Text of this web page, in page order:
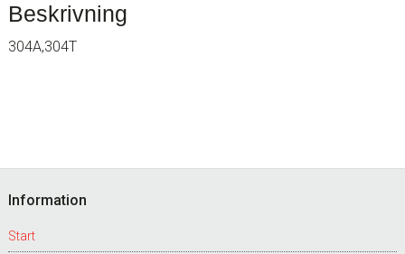
Beskrivning
304A,304T
Footer
Information
Start